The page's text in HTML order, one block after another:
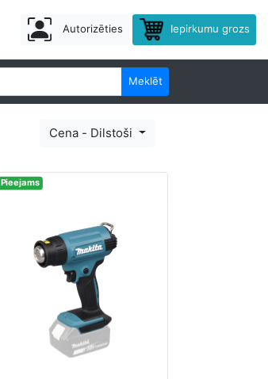
Autorizēties Iepirkumu grozs
Meklēt
Cena - Dilstoši
Pieejams